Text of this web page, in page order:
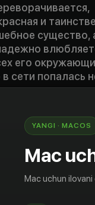
и
существо,
его
сети попалась
believe.»
YANGI · MACOS
Mac
Mac uchun